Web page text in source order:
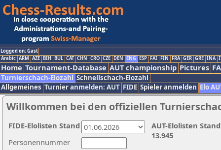
Logged on: Gast
Arabic ARM AZE BIH BUL CAT CHN CRO CZE DEN ENG ESP FAI FIN FRA GER GRE INA
Home Tournament-Database AUT championship Pictures
Turnierschach-Elozahl Schnellschach-Elozahl
Allgemeines Turnier anmelden: AUT FIDE Spieler anmelden Elo
Willkommen bei den offiziellen
Personennummer
AUT-Elolisten
13.945
FIDE-Elolisten Stand